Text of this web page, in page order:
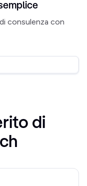
consulenza con
di